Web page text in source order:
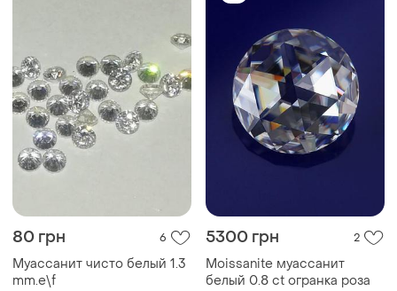
80 грн 6
Муассанит чисто белый 1.3
mm.e\f
5300 грн 2
Moissanite муассанит
белый 0.8 ct огранка роза